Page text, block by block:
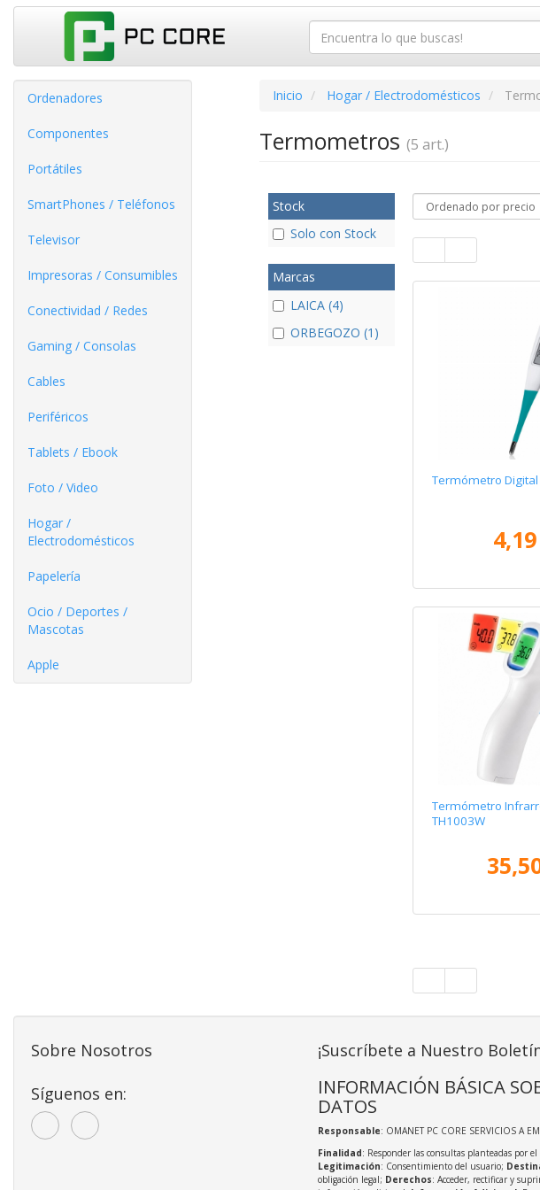
Ordenadores
Componentes
Portátiles
SmartPhones / Teléfonos
Televisor
Impresoras / Consumibles
Conectividad / Redes
Gaming / Consolas
Cables
Periféricos
Tablets / Ebook
Foto / Video
Hogar /
Electrodomésticos
Papelería
Ocio / Deportes /
Mascotas
Apple
Inicio Hogar / Electrodomésticos
Termometros (5 art.)
Stock
Solo con Stock
Marcas
LAICA (4)
ORBEGOZO (1)
Termómetro Digital
Termómetro
TH1003W
Sobre Nosotros
Síguenos en:
¡Suscríbete a Nuestro
INFORMACIÓN BÁSICA
DATOS
Responsable: OMANET PC CORE SERVICIOS A
Finalidad: Responder las consultas planteadas por
Legitimación: Consentimiento del usuario;
obligación legal; Derechos: Acceder, rectificar y